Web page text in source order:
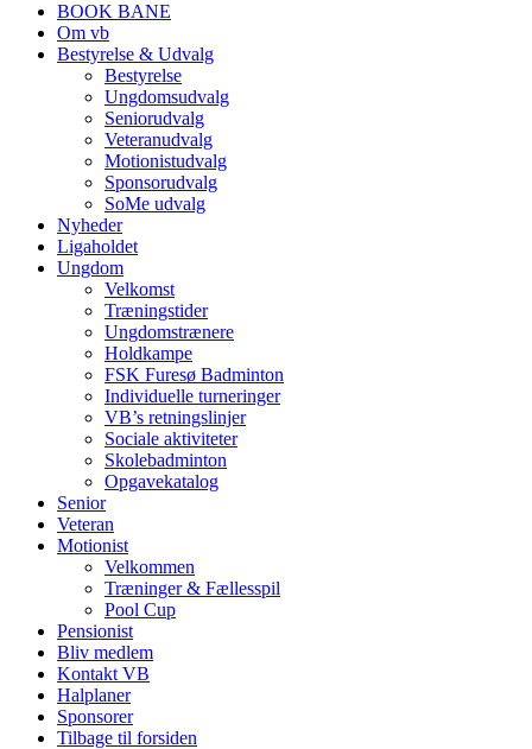
BOOK BANE
Om vb
Bestyrelse & Udvalg
Bestyrelse
Ungdomsudvalg
Seniorudvalg
Veteranudvalg
Motionistudvalg
Sponsorudvalg
SoMe udvalg
Nyheder
Ligaholdet
Ungdom
Velkomst
Træningstider
Ungdomstrænere
Holdkampe
FSK Furesø Badminton
Individuelle turneringer
VB’s retningslinjer
Sociale aktiviteter
Skolebadminton
Opgavekatalog
Senior
Veteran
Motionist
Velkommen
Træninger & Fællesspil
Pool Cup
Pensionist
Bliv medlem
Kontakt VB
Halplaner
Sponsorer
Tilbage til forsiden